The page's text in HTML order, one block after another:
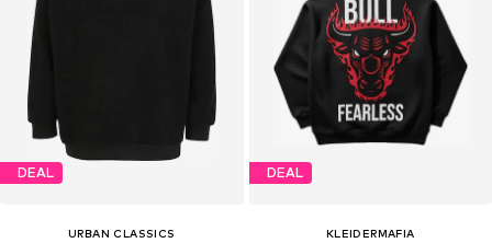
DEAL
URBAN CLASSICS
DEAL
KLEIDERMAFIA